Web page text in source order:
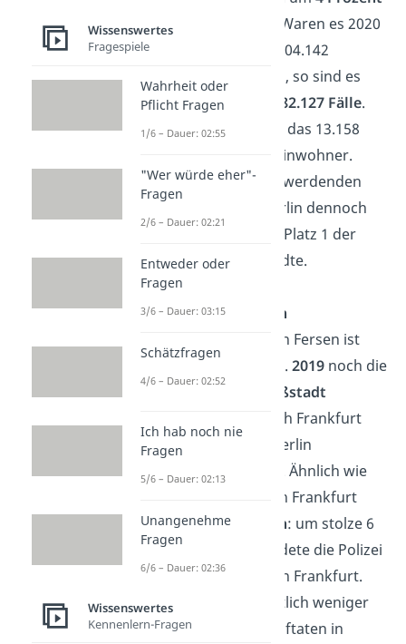
zurückgegangen
. Waren es 2020
insgesamt ganze 504.142
erfasste Straftaten, so sind es
2021 „nur noch“
482.127 Fälle.
Umgerechnet sind das 13.158
Fälle pro 100.000 Einwohner.
Trotz der weniger werdenden
Straftaten liegt Berlin dennoch
auf Platz 1 der
gefährlichsten Städte.
Frankfurt am Main
Berlin dicht auf den Fersen ist
Frankfurt am Main.2019 noch die
gefährlichste Großstadt
gewesen, muss sich Frankfurt
nun aber erneut Berlin
geschlagen geben. Ähnlich wie
Berlin ist aber auch Frankfurt
sicherergeworden: um stolze 6
Prozent. 2021 meldete die Polizei
96.449 Straftaten in Frankfurt.
Das mag jetzt deutlich weniger
klingen als die Straftaten in
Wissenswertes
Fragespiele
Wahrheit oder
Pflicht Fragen
1/6 – Dauer: 02:55
"Wer würde eher"-
Fragen
2/6 – Dauer: 02:21
Entweder oder
Fragen
3/6 – Dauer: 03:15
Schätzfragen
4/6 – Dauer: 02:52
Ich hab noch nie
Fragen
5/6 – Dauer: 02:13
Unangenehme
Fragen
6/6 – Dauer: 02:36
Wissenswertes
Kennenlern-Fragen